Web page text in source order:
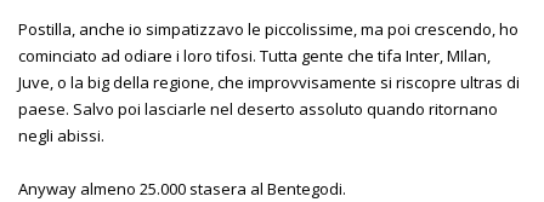
Postilla, anche io simpatizzavo le piccolissime, ma poi crescendo, ho
cominciato ad odiare i loro tifosi. Tutta gente che tifa Inter, MIlan,
Juve, o la big della regione, che improvvisamente si riscopre ultras di
paese. Salvo poi lasciarle nel deserto assoluto quando ritornano
negli abissi.
Anyway almeno 25.000 stasera al Bentegodi.